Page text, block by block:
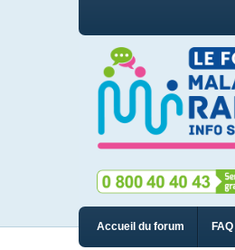
Accueil du forum FAQ